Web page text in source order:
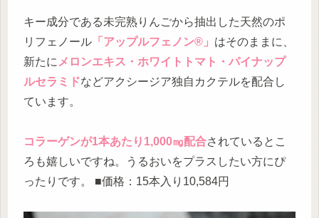
キー成分である未完熟りんごから抽出した天然のポ
リフェノール 「アップルフェノン®」 はそのままに、
新たに メロンエキス・ホワイトトマト・パイナップ
ルセラミドなどアクシージア独自カクテルを配合し
ています。
コラーゲンが1本あたり1,000㎎配合されているとこ
ろも嬉しいですね。うるおいをプラスしたい方にぴ
ったりです。 ■価格：15本入り10,584円